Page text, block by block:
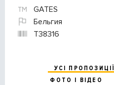
GATES
Бельгия
T38316
УСІ ПРОПОЗИЦІЇ
ФОТО І ВІДЕО